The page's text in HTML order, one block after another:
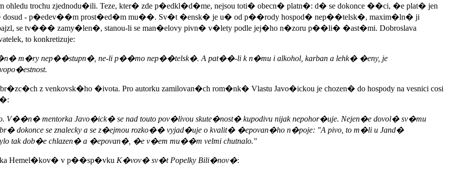
trochu zjednodu�ili. Teze, kter� zde p�edkl�d�me, nejsou toti� obecn� platn�: d� se dokonce ��ci, �e plat� jen
dosud - p�edev��m prost�ed�m mu��. Sv�t �ensk� je u� od p��rody hospod� nep��telsk�, maxim�ln� ji
se tv��� zamy�len�, stanou-li se man�elovy pivn� v�lety podle jej�ho n�zoru p��li� �ast�mi. Dobroslava
to konkretizuje:
m�ry nep��stupn�, ne-li p��mo nep��telsk�. A pat��-li k n�mu i alkohol, karban a lehk� �eny, je
z venkovsk�ho �ivota. Pro autorku zamilovan�ch rom�nk� Vlastu Javo�ickou je chozen� do hospody na vesnici cosi
mentorka Javo�ick� se nad touto pov�livou skute�nost� kupodivu nijak nepohor�uje. Nejen�e dovol� sv�mu
se znalecky a se z�ejmou rozko�� vyjad�uje o kvalit� �epovan�ho n�poje: "A pivo, to m�li u Jand�
tak dob�e chlazen� a �epovan�, �e v�em mu��m velmi chutnalo."
Hemel�kov� v p��sp�vku K�vov� sv�t Popelky Bili�nov�: